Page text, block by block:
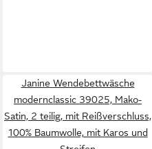
Janine Wendebettwäsche
modernclassic 39025, Mako-
Satin, 2 teilig, mit Reißverschluss,
100% Baumwolle, mit Karos und